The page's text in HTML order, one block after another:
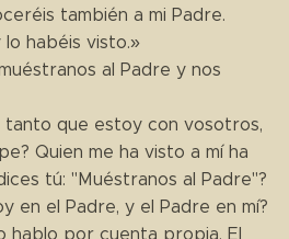
también a mi Padre.
habéis visto.»
al Padre y nos
tanto que estoy con vosotros,
Quien me ha visto a mí ha
tú: "Muéstranos al Padre"?
en el Padre, y el Padre en mí?
hablo por cuenta propia. El